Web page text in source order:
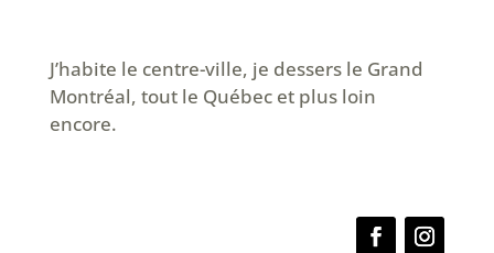
J’habite le centre-ville, je dessers le Grand
Montréal, tout le Québec et plus loin
encore.